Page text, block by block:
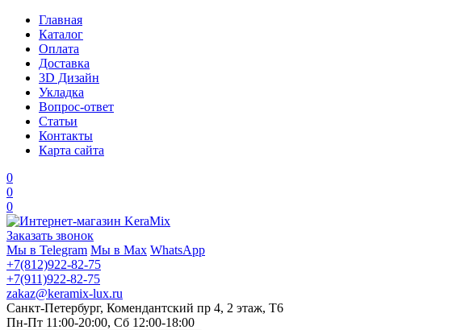
Главная
Каталог
Оплата
Доставка
3D Дизайн
Укладка
Вопрос-ответ
Статьи
Контакты
Карта сайта
0
0
0
Заказать звонок
Мы в Telegram Мы в Max WhatsApp
+7(812)922-82-75
+7(911)922-82-75
zakaz@keramix-lux.ru
Санкт-Петербург, Комендантский пр 4, 2 этаж, Т6
Пн-Пт 11:00-20:00, Сб 12:00-18:00